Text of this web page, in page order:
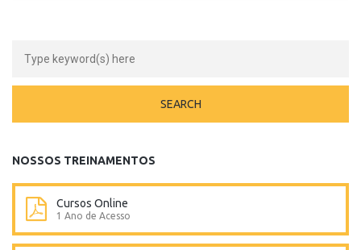
NOSSOS TREINAMENTOS
Cursos Online
1 Ano de Acesso